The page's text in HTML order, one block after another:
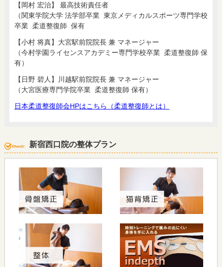
【岡村 宏治】 最高技術責任者
（関東学院大学 法学部卒業 東京メディカルスポーツ専門学校
卒業 柔道整復師 保有
【小村 将真】大宮駅前院院長 兼 マネージャー
（今村学園ライセンスアカデミー専門学校卒業 柔道整復師 保
有）
【日野 碧人】川越駅前院院長 兼 マネージャー
（大宮医療専門学院卒業 柔道整復師 保有）
日本柔道整復師会HPはこちら（柔道整復師とは）
新宿西口院の整体プラン